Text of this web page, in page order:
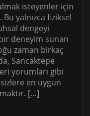
isteyenler için
yalnızca fiziksel
dengeyi
deneyim sunan
zaman birkaç
Sancaktepe
yorumları gibi
en uygun
[…]